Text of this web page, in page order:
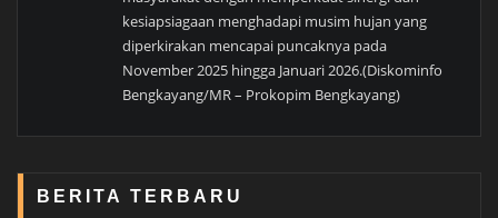
kesiapsiagaan menghadapi musim hujan yang
diperkirakan mencapai puncaknya pada
November 2025 hingga Januari 2026.(Diskominfo
Bengkayang/MR – Prokopim Bengkayang)
BERITA TERBARU